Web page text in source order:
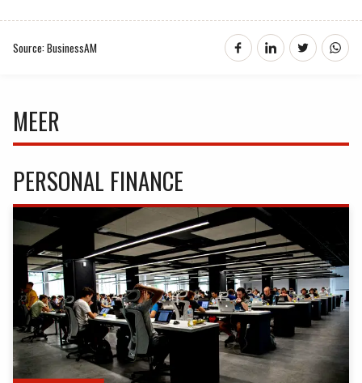
Source: BusinessAM
MEER
PERSONAL FINANCE